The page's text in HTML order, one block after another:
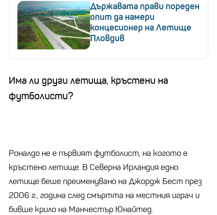
Държавата прави пореден
опит да намери
концесионер на Летище
Пловдив
Има ли други летища, кръстени на
футболисти?
Роналдо не е първият футболист, на когото е
кръстено летище. В Северна Ирландия едно
летище беше преименувано на Джордж Бест през
2006 г., година след смъртта на местния играч и
бивше крило на Манчестър Юнайтед.